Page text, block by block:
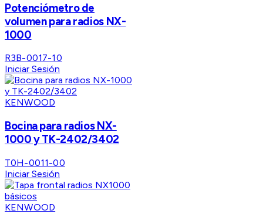
Potenciómetro de
volumen para radios NX-
1000
R3B-0017-10
Iniciar Sesión
KENWOOD
Bocina para radios NX-
1000 y TK-2402/3402
T0H-0011-00
Iniciar Sesión
KENWOOD